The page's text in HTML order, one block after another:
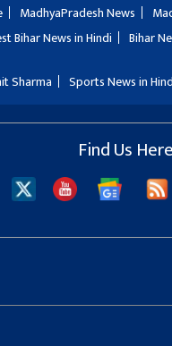
MadhyaPradesh News
Bihar News in Hindi Bihar
Sharma Sports News in
Find Us Here